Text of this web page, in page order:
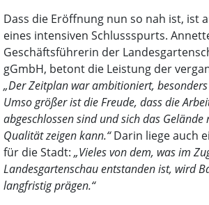
Dass die Eröffnung nun so nah ist, ist
eines intensiven Schlussspurts.
Geschäftsführerin der
gGmbH, betont die Leistung der
„Der Zeitplan war ambitioniert,
Umso größer ist die Freude, dass die
abgeschlossen sind und sich das
Qualität zeigen kann.“Darin liege auch
für die Stadt: „Vieles von dem, was im
Landesgartenschau entstanden ist, wird
langfristig prägen.“